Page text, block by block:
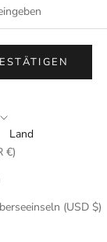
Land
€)
(USD $)